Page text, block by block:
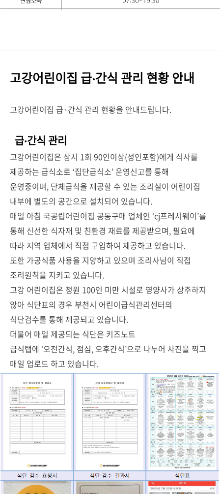
고강어린이집 급‧간식 관리 현황 안내
고강어린이집 급·간식 관리 현황을 안내드립니다.
급‧간식 관리
고강어린이집은 상시 1회 90인이상(성인포함)에게 식사를
제공하는 급식소로 ‘집단급식소’ 운영신고를 통해
운영중이며, 단체급식을 제공할 수 있는 조리실이 어린이집
내부에 별도의 공간으로 설치되어 있습니다.
매일 아침 국공립어린이집 공동구매 업체인 ‘cj프레시웨이’를
통해 신선한 식자재 및 친환경 재료를 제공받으며, 필요에
따라 지역 업체에서 직접 구입하여 제공하고 있습니다.
또한 가공식품 사용을 지양하고 있으며 조리사님이 직접
조리원칙을 지키고 있습니다.
고강 어린이집은 정원 100인 미만 시설로 영양사가 상주하지
않아 식단표의 경우 부천시 어린이급식관리센터의
식단검수를 통해 제공되고 있습니다.
더불어 매일 제공되는 식단은 키즈노트
급식탭에 ‘오전간식, 점심, 오후간식’으로 나누어 사진을 찍고
매일 업로드 하고 있습니다.